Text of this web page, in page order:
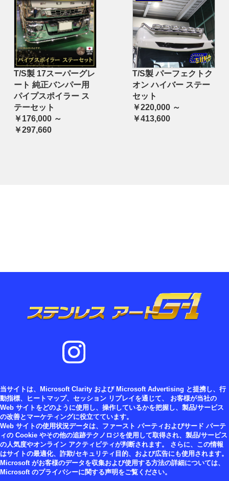
T/S製 17スーパーグレ
ート 純正バンパー用
パイプスポイラー ス
テーセット
￥176,000 ～
￥297,660
T/S製 パーフェクトク
オン ハイバー ステー
セット
￥220,000 ～
￥413,600
当サイトは、Microsoft Clarity および Microsoft Advertising と提携し、行
動指標、ヒートマップ、セッション リプレイを通じて、 お客様が当社の
Web サイトをどのように使用し、操作しているかを把握し、製品/サービス
の改善とマーケティングに役立てています。
Web サイトの使用状況データは、ファースト パーティおよびサード パーテ
ィの Cookie やその他の追跡テクノロジを使用して取得され、製品/サービス
の人気度やオンライン アクティビティが判断されます。 さらに、この情報
はサイトの最適化、詐欺/セキュリティ目的、および広告にも使用されます。
Microsoft がお客様のデータを収集および使用する方法の詳細については、
Microsoft のプライバシーに関する声明をご覧ください。